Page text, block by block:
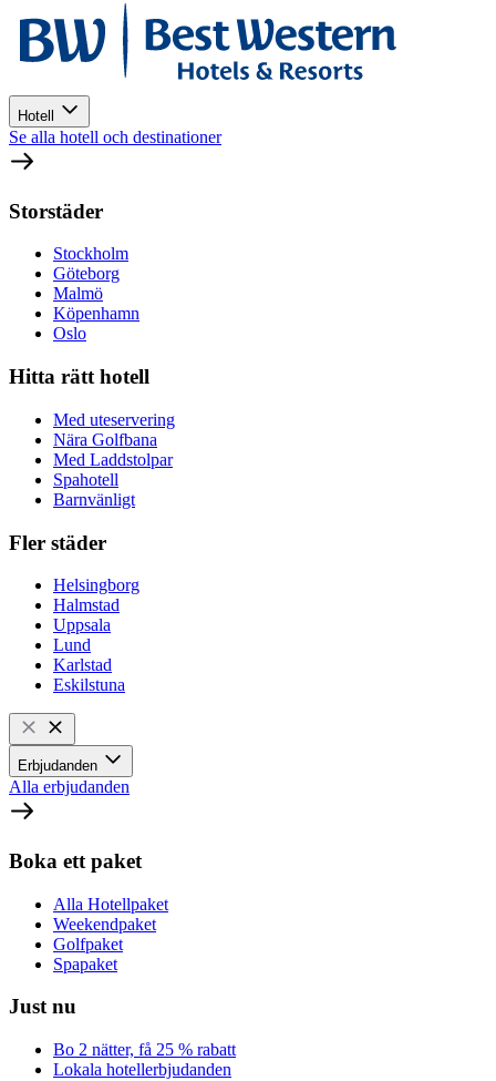
Hotell
Se alla hotell och destinationer
Storstäder
Stockholm
Göteborg
Malmö
Köpenhamn
Oslo
Hitta rätt hotell
Med uteservering
Nära Golfbana
Med Laddstolpar
Spahotell
Barnvänligt
Fler städer
Helsingborg
Halmstad
Uppsala
Lund
Karlstad
Eskilstuna
Erbjudanden
Alla erbjudanden
Boka ett paket
Alla Hotellpaket
Weekendpaket
Golfpaket
Spapaket
Just nu
Bo 2 nätter, få 25 % rabatt
Lokala hotellerbjudanden